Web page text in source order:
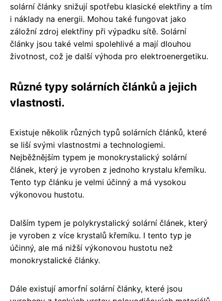
solární články snižují spotřebu klasické elektřiny a tím
i náklady na energii. Mohou také fungovat jako
záložní zdroj elektřiny při výpadku sítě. Solární
články jsou také velmi spolehlivé a mají dlouhou
životnost, což je další výhoda pro elektroenergetiku.
Různé typy solárních článků a jejich
vlastnosti.
Existuje několik různých typů solárních článků, které
se liší svými vlastnostmi a technologiemi.
Nejběžnějším typem je monokrystalický solární
článek, který je vyroben z jednoho krystalu křemíku.
Tento typ článku je velmi účinný a má vysokou
výkonovou hustotu.
Dalším typem je polykrystalický solární článek, který
je vyroben z více krystalů křemíku. I tento typ je
účinný, ale má nižší výkonovou hustotu než
monokrystalické články.
Dále existují amorfní solární články, které jsou